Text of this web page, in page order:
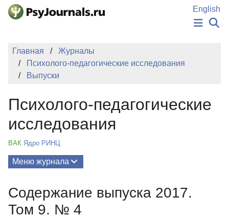
Перейти к основному содержанию
English
НОВОСТИ
КЛЮЧЕВЫЕ СЛОВА
Главная
Журналы
Психолого-педагогические исследования
Выпуски
Психолого-педагогические
исследования
ВАК Ядро РИНЦ
Меню журнала
О Журнале
Содержание выпуска 2017.
Том 9. № 4